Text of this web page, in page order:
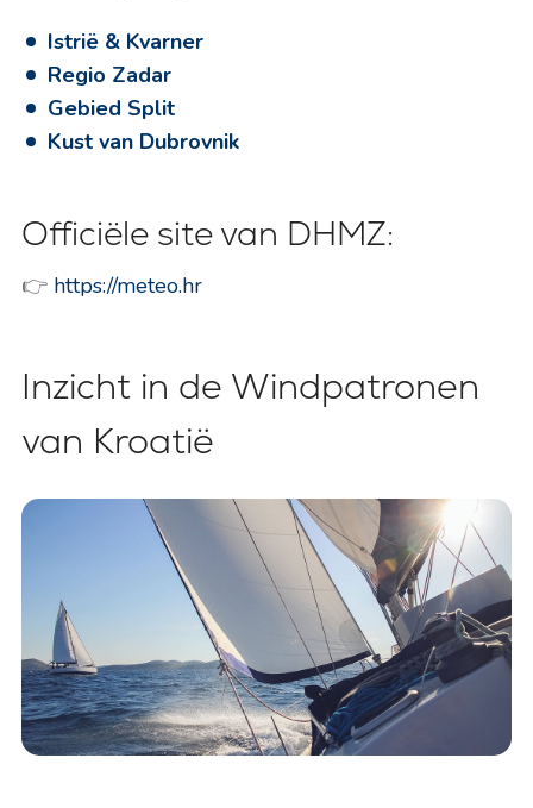
Istrië & Kvarner
Regio Zadar
Gebied Split
Kust van Dubrovnik
Officiële site van DHMZ:
👉 https://meteo.hr
Inzicht in de Windpatronen
van Kroatië